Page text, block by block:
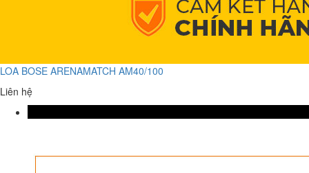
LOA BOSE ARENAMATCH AM40/100
Liên hệ